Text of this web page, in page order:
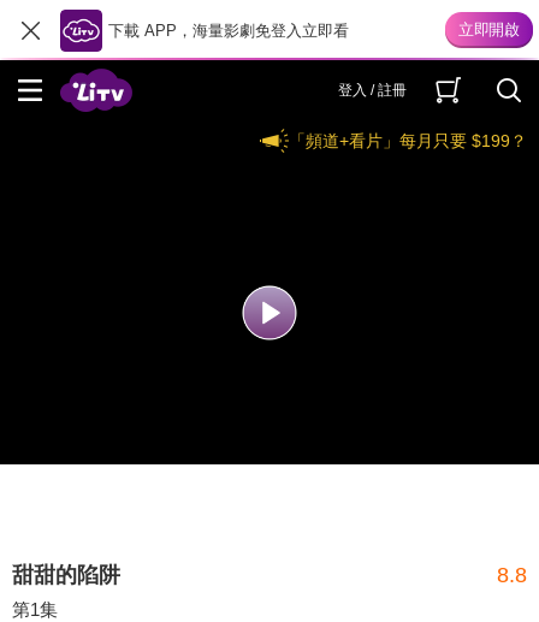
下載 APP，海量影劇免登入立即看
登入 / 註冊
「頻道+看片」每月只要 $199？
甜甜的陷阱 8.8
第1集